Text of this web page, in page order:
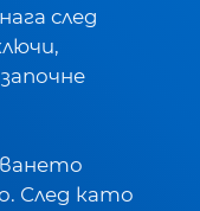
след
След като